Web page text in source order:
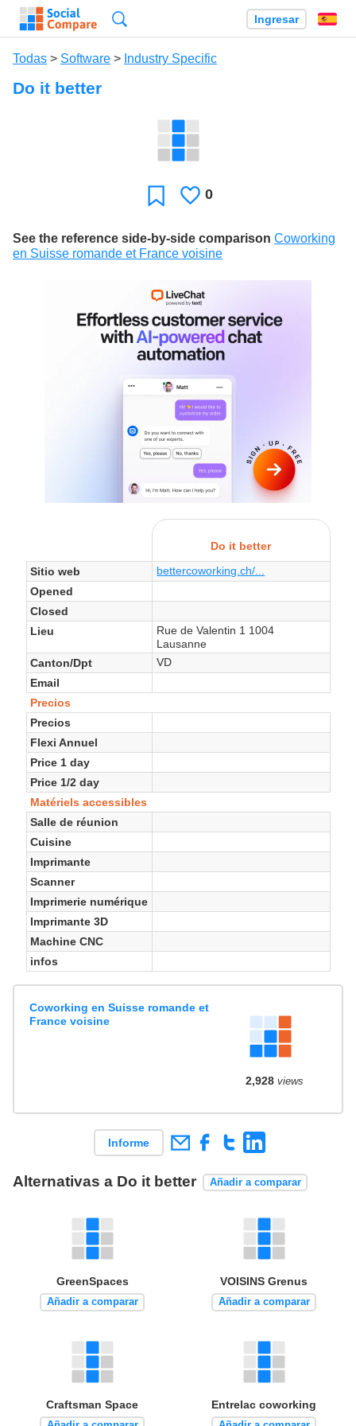
Ingresar
Todas > Software > Industry Specific
Do it better
Favoritos
Le
0
See the reference side-by-side comparison Coworking
en Suisse romande et France voisine
Do it better
Sitio web
bettercoworking.ch/...
Opened
Closed
Lieu
Rue de Valentin 1 1004
Lausanne
Canton/Dpt
VD
Email
Precios
Precios
Flexi Annuel
Price 1 day
Price 1/2 day
Matériels accessibles
Salle de réunion
Cuisine
Imprimante
Scanner
Imprimerie numérique
Imprimante 3D
Machine CNC
infos
Coworking en Suisse romande et
France voisine
2,928views
Informe
Alternativas a Do it better Añadir a comparar
GreenSpaces
Añadir a comparar
VOISINS Grenus
Añadir a comparar
Craftsman Space Entrelac coworking